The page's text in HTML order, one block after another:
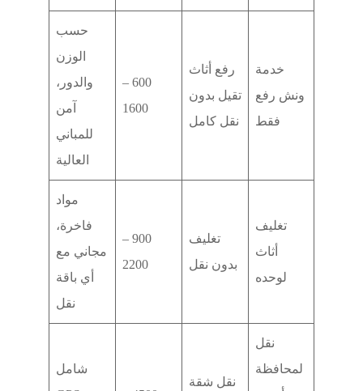
خدمة
ونش رفع
فقط
رفع أثاث
تقيل بدون
نقل كامل
600 –
1600
حسب
الوزن
والدور،
آمن
للمباني
العالية
تغليف
أثاث
لوحده
تغليف
بدون نقل
900 –
2200
مواد
فاخرة،
مجاني مع
أي باقة
نقل
نقل
لمحافظة
نقل شقة
شامل